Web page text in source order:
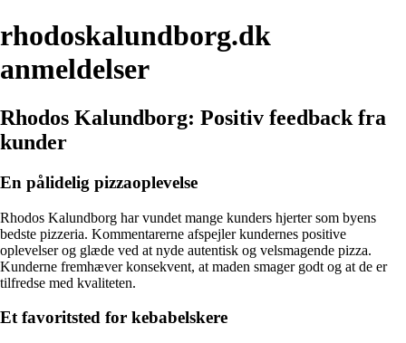
rhodoskalundborg.dk
anmeldelser
Rhodos Kalundborg: Positiv feedback fra
kunder
En pålidelig pizzaoplevelse
Rhodos Kalundborg har vundet mange kunders hjerter som byens
bedste pizzeria. Kommentarerne afspejler kundernes positive
oplevelser og glæde ved at nyde autentisk og velsmagende pizza.
Kunderne fremhæver konsekvent, at maden smager godt og at de er
tilfredse med kvaliteten.
Et favoritsted for kebabelskere